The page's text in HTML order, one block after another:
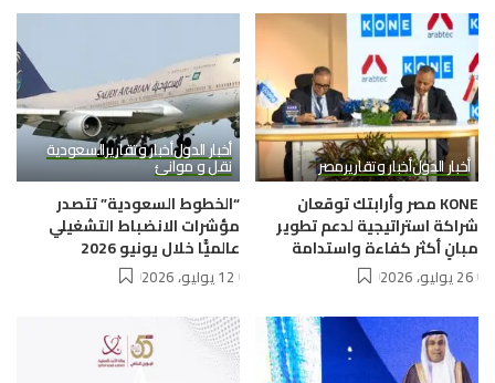
أخبار الدولأخبار وتقاريرمصر
KONE مصر وأرابتك توقعان
شراكة استراتيجية لدعم تطوير
مبانٍ أكثر كفاءة واستدامة
26 يوليو، 2026
أخبار الدولأخبار وتقاريرالسعودية
نقل و موانئ
“الخطوط السعودية” تتصدر
مؤشرات الانضباط التشغيلي
عالميًّا خلال يونيو 2026
12 يوليو، 2026